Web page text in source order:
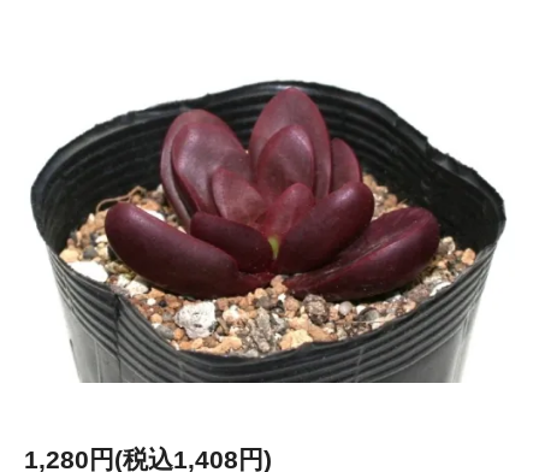
1,280円(税込1,408円)